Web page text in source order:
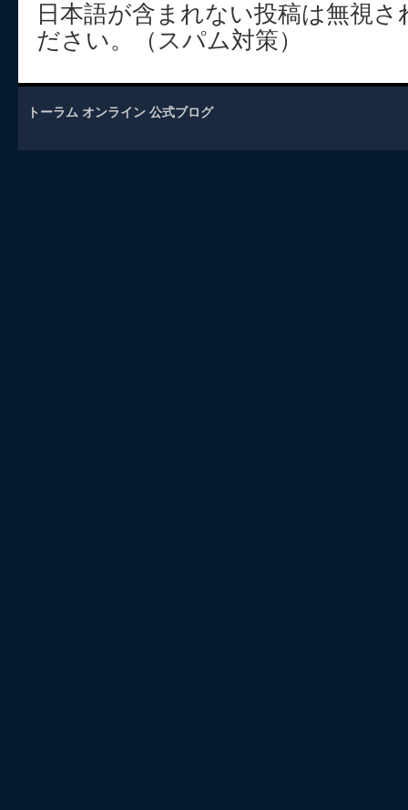
日本語が含まれない投稿は無視
ださい。（スパム対策）
トーラム オンライン 公式ブログ